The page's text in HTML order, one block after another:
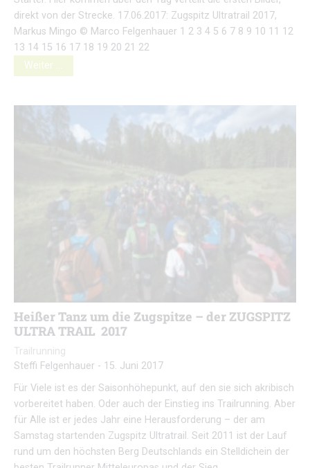
direkt von der Strecke. 17.06.2017: Zugspitz Ultratrail 2017,
Markus Mingo © Marco Felgenhauer 1 2 3 4 5 6 7 8 9 10 11 12
13 14 15 16 17 18 19 20 21 22
Weiter …
Heißer Tanz um die Zugspitze – der ZUGSPITZ
ULTRA TRAIL 2017
Trailrunning
Steffi Felgenhauer - 15. Juni 2017
Für Viele ist es der Saisonhöhepunkt, auf den sie sich akribisch
vorbereitet haben. Oder auch der Einstieg ins Trailrunning. Aber
für Alle ist er jedes Jahr eine Herausforderung – der am
Samstag startenden Zugspitz Ultratrail. Seit 2011 ist der Lauf
rund um den höchsten Berg Deutschlands ein Stelldichein der